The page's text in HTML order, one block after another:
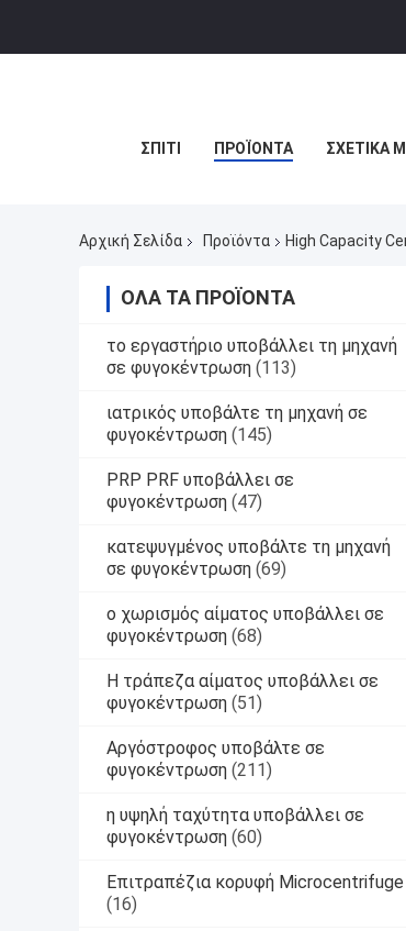
ΣΠΊΤΙ ΠΡΟΪΌΝΤΑ ΣΧΕΤΙΚΆ
Αρχική Σελίδα Προϊόντα High Capacity
ΌΛΑ ΤΑ ΠΡΟΪΌΝΤΑ
το εργαστήριο υποβάλλει τη μηχανή
σε φυγοκέντρωση (113)
ιατρικός υποβάλτε τη μηχανή σε
φυγοκέντρωση (145)
PRP PRF υποβάλλει σε
φυγοκέντρωση (47)
κατεψυγμένος υποβάλτε τη μηχανή
σε φυγοκέντρωση (69)
ο χωρισμός αίματος υποβάλλει σε
φυγοκέντρωση (68)
Η τράπεζα αίματος υποβάλλει σε
φυγοκέντρωση (51)
Αργόστροφος υποβάλτε σε
φυγοκέντρωση (211)
η υψηλή ταχύτητα υποβάλλει σε
φυγοκέντρωση (60)
Επιτραπέζια κορυφή Microcentrifuge
(16)